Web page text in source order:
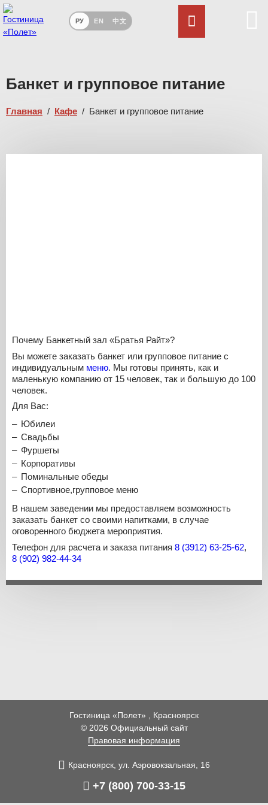
РУ EN 中文
Банкет и групповое питание
Главная / Кафе / Банкет и групповое питание
Почему Банкетный зал «Братья Райт»?
Вы можете заказать банкет или групповое питание с
индивидуальным меню. Мы готовы принять, как и
маленькую компанию от 15 человек, так и большую до 100
человек.
Для Вас:
Юбилеи
Свадьбы
Фуршеты
Корпоративы
Поминальные обеды
Спортивное,групповое меню
В нашем заведении мы предоставляем возможность
заказать банкет со своими напитками, в случае
оговоренного бюджета мероприятия.
Телефон для расчета и заказа питания 8 (3912) 63-25-62,
8 (902) 982-44-34
Гостиница «Полет» , Красноярск
© 2026 Официальный сайт
Правовая информация
Красноярск, ул. Аэровокзальная, 16
+7 (800) 700-33-15